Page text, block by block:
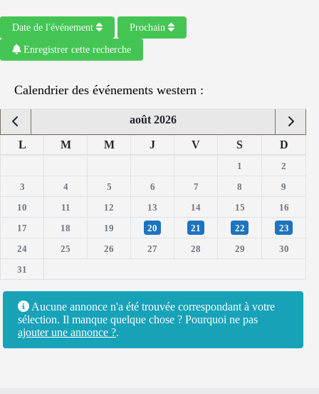
Date de l'événement Prochain
Enregistrer cette recherche
Calendrier des événements western :
août 2026
L M M J V S D
1
2
3
4 5 6 7 8
9
10
11 12 13 14 15
16
17
18 19 20 21 22
23
24
25 26 27 28 29
30
31
Aucune annonce n'a été trouvée correspondant à votre
sélection. Il manque quelque chose ? Pourquoi ne pas
ajouter une annonce ?.